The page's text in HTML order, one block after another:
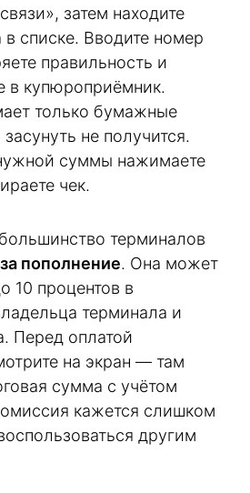
затем находите
в списке. Вводите номер
правильность и
в купюроприёмник.
только бумажные
не получится.
суммы нажимаете
чек.
терминалов
пополнение. Она может
10 процентов в
терминала и
Перед оплатой
на экран — там
сумма с учётом
кажется слишком
другим